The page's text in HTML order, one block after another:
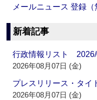
メールニュース 登録（
新着記事
行政情報リスト
2026年08月07日 (金)
プレスリリース・タ
2026年08月07日 (金)